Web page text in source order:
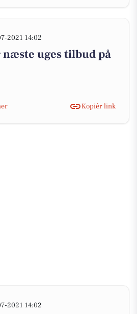
2021 14:02
næste uges tilbud på
Kopiér link
2021 14:02